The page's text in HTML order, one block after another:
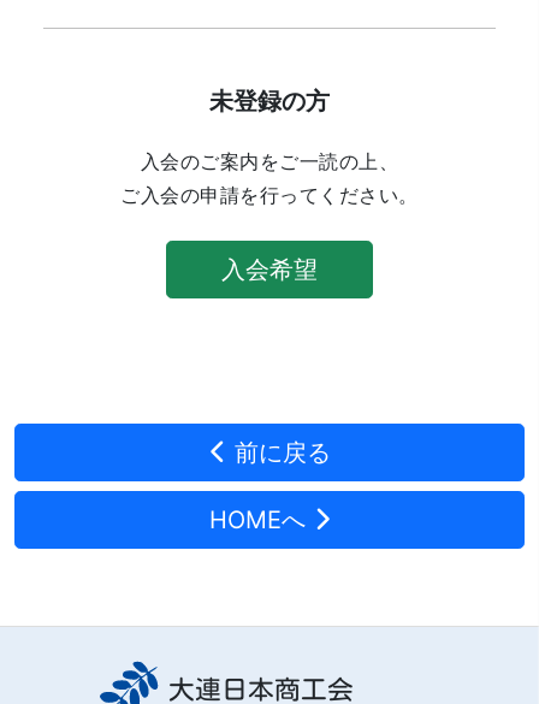
未登録の方
入会のご案内をご一読の上、
ご入会の申請を行ってください。
入会希望
前に戻る
HOMEへ
大連日本商工会